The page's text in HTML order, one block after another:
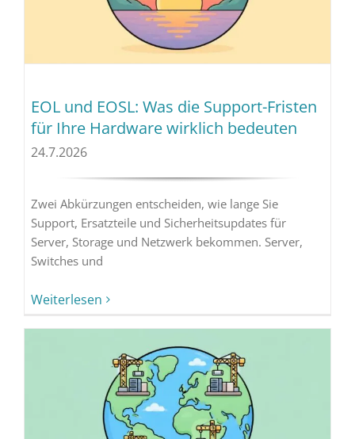
EOL und EOSL: Was die Support-Fristen
für Ihre Hardware wirklich bedeuten
24.7.2026
Zwei Abkürzungen entscheiden, wie lange Sie
Support, Ersatzteile und Sicherheitsupdates für
Server, Storage und Netzwerk bekommen. Server,
Switches und
Weiterlesen